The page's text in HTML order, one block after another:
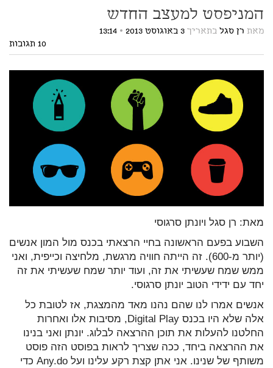
המניפסט למעצב החדש
מאת רן סגל בתאריך 3 באוגוסט 2013 •
13:14
10 תגובות
מאת: רן סגל ויונתן סרגוסי
השבוע בפעם הראשונה בחיי הרצאתי בכנס מול המון אנשים
(יותר מ-600). זה הייתה חוויה מרגשת, מלחיצה וכייפית, ואני
ממש שמח שעשיתי את זה, ועוד יותר שמח שעשיתי את זה
יחד עם ידידי הטוב יונתן סרגוסי.
אנשים אמרו לנו שהם נהנו מאד מהמצגת, אז לטובת כל
אלה שלא היו בכנס Digital Play, מסיבות אלו ואחרות
החלטנו להעלות את תוכן ההרצאה לבלוג. יונתן ואני בנינו
את ההרצאה ביחד, ככה שצריך לראות בפוסט הזה פוסט
משותף של שנינו. אני אתן קצת רקע עלינו ועל Any.do כדי